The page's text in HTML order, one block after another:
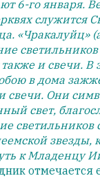
6-го января.
служится
«Чракалуйц»
и свечи. В
в дома
свечи. Они
свет,
светильников
звезды,
к Младенцу
отмечается